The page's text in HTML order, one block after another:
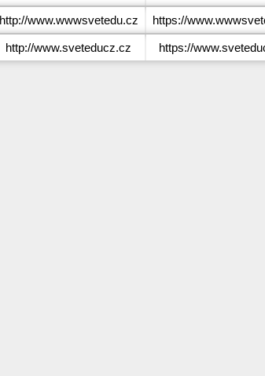
http://www.wwwsvetedu.cz https://
http://www.sveteducz.cz https://